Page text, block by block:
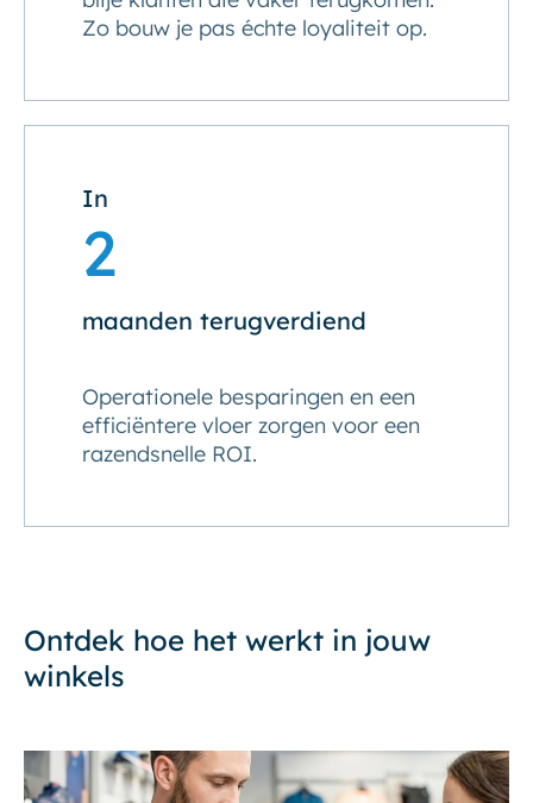
Zo bouw je pas échte loyaliteit op.
In
2
maanden terugverdiend
Operationele besparingen en een
efficiëntere vloer zorgen voor een
razendsnelle ROI.
Ontdek hoe het werkt in jouw
winkels